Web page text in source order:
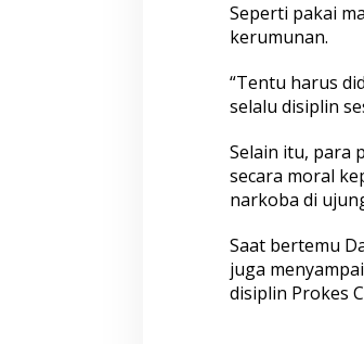
d
1
9
n
P
e
b
e
r
a
Seperti pakai
kerumunan.
“Tentu harus
selalu disiplin
Selain itu, para
secara moral
narkoba di
Saat bertemu
juga
disiplin Prokes